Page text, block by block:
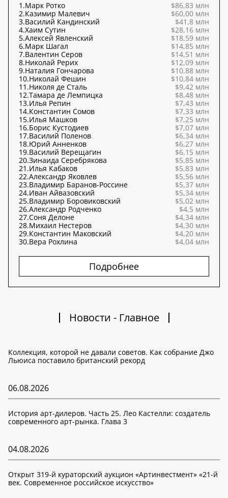
1.Марк Ротко
$86,83 млн
2.Казимир Малевич
$60,00 млн
3.Василий Кандинский
$41,8 млн
4.Хаим Сутин
$28,16 млн
5.Алексей Явленский
$18,59 млн
6.Марк Шагал
$14,85 млн
7.Валентин Серов
$14,51 млн
8.Николай Рерих
$12,09 млн
9.Наталия Гончарова
$10,88 млн
10.Николай Фешин
$10,84 млн
11.Николя де Сталь
$9,42 млн
12.Тамара де Лемпицка
$8,48 млн
13.Илья Репин
$7,43 млн
14.Константин Сомов
$7,33 млн
15.Илья Машков
$7,25 млн
16.Борис Кустодиев
$7,07 млн
17.Василий Поленов
$6,34 млн
18.Юрий Анненков
$6,27 млн
19.Василий Верещагин
$6,15 млн
20.Зинаида Серебрякова
$5,85 млн
21.Илья Кабаков
$5,83 млн
22.Александр Яковлев
$5,56 млн
23.Владимир Баранов-Россине
$5,37 млн
24.Иван Айвазовский
$5,34 млн
25.Владимир Боровиковский
$5,02 млн
26.Александр Родченко
$4,5 млн
27.Соня Делоне
$4,34 млн
28.Михаил Нестеров
$4,30 млн
29.Константин Маковский
$4,20 млн
30.Вера Рохлина $4,04 млн
Подробнее
Новости - Главное
Коллекция, которой не давали советов. Как собрание Джо
Льюиса поставило британский рекорд
06.08.2026
История арт-дилеров. Часть 25. Лео Кастелли: создатель
современного арт-рынка. Глава 3
04.08.2026
Открыт 319-й кураторский аукцион «Артинвестмент» «21-й
век. Современное российское искусство»